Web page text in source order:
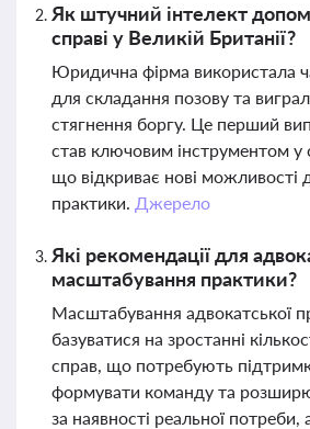
Як штучний інтелект
справі у Великій Британії?
Юридична фірма використала
для складання позову та
стягнення боргу. Це перший
став ключовим інструментом у
що відкриває нові можливості
практики. Джерело
Які рекомендації для
масштабування практики?
Масштабування адвокатської
базуватися на зростанні
справ, що потребують
формувати команду та
за наявності реальної потреби,